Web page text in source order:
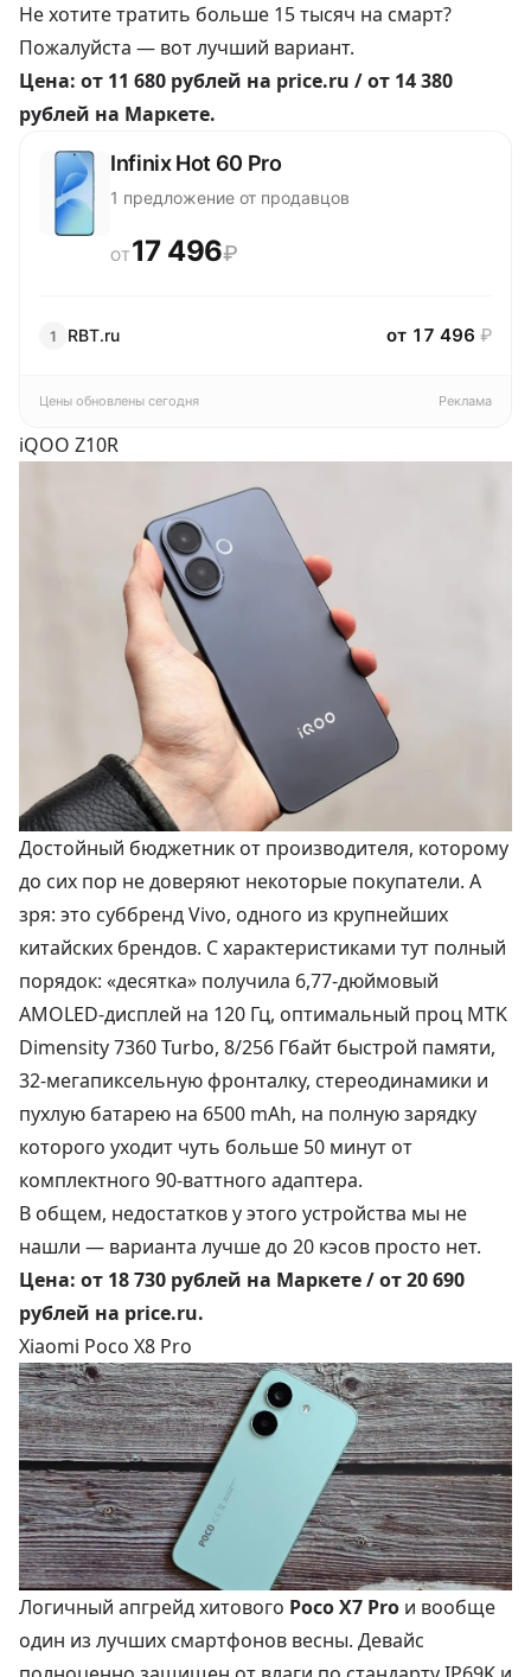
Не хотите тратить больше 15 тысяч на смарт?
Пожалуйста — вот лучший вариант.
Цена: от 11 680 рублей на price.ru /от 14 380
рублей на Маркете.
Infinix Hot 60 Pro
1 предложение от продавцов
ОТ 17 496₽
1 RBT.ru от 17 496 ₽
Цены обновлены сегодня Реклама
iQOO Z10R
Достойный бюджетник от производителя, которому
до сих пор не доверяют некоторые покупатели. А
зря: это суббренд Vivo, одного из крупнейших
китайских брендов. С характеристиками тут полный
порядок: «десятка» получила 6,77-дюймовый
AMOLED-дисплей на 120 Гц, оптимальный проц MTK
Dimensity 7360 Turbo, 8/256 Гбайт быстрой памяти,
32-мегапиксельную фронталку, стереодинамики и
пухлую батарею на 6500 mAh, на полную зарядку
которого уходит чуть больше 50 минут от
комплектного 90-ваттного адаптера.
В общем, недостатков у этого устройства мы не
нашли — варианта лучше до 20 кэсов просто нет.
Цена: от 18 730 рублей на Маркете /от 20 690
рублей на price.ru.
Xiaomi Poco X8 Pro
Логичный апгрейд хитового Poco X7 Pro и вообще
один из лучших смартфонов весны. Девайс